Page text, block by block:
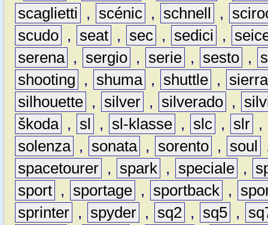
scaglietti
, scénic , schnell ,
scudo , seat , sec , sedici ,
serena , sergio , serie , sesto ,
shooting
, shuma , shuttle ,
sierra
silhouette , silver , silverado ,
škoda , sl , sl-klasse , slc , slr ,
solenza , sonata , sorento , soul
spacetourer , spark , speciale ,
sport , sportage , sportback ,
sprinter , spyder , sq2 , sq5 ,